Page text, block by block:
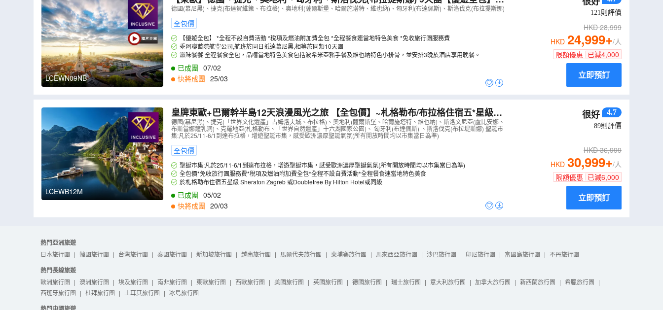
LCEWN09NB
「世界文化遺產」哈爾施塔特/維也納美泉宮、安排多瑙河船河遊、餐食全包，品嚐波
希米亞豬手餐及維也納小排骨，3晚酒店晚餐
德國(慕尼黑)、捷克(布達賀維策、布拉格)、奧地利(薩爾斯堡、哈爾施塔特、維也納)、匈牙利(布達佩斯)、斯洛伐克(布拉提斯娜)
全包價
【優遊全包】 *全程不設自費活動 *稅項及燃油附加費全包 *全程餐食連當地特色美食 *免收旅行團服務費
乖阿聯酋際航空公司,航班於同日抵達慕尼黑,相等於同類10天團
滋味餐饗 全程餐食全包，品嚐當地特色美食包括波希米亞豬手餐及維也納特色小排骨，並安排3晚於酒店享用晚餐。
已成團 07/02
快將成團 25/03
121則評價
HKD28,999
HKD 24,999+/人
限額優惠 已減4,000
立即預訂
LCEWB12M
皇牌東歐+巴爾幹半島12天浪漫風光之旅 【全包價】~札格勒布/布拉格住宿五*星級、
於布拉格享用米芝蓮推薦餐、「世界文化遺產」哈爾施塔特/維也納美泉宮、安排多瑙
河船河遊、卡羅維域溫泉區（LCEWB12M）
德國(慕尼黑)、捷克(「世界文化遺產」古姆洛夫城、布拉格)、奧地利(薩爾斯堡、哈爾施塔特、維也納)、斯洛文尼亞(盧比安娜、
布斯當娜鐘乳洞)、克羅地亞(札格勒布、「世界自然遺產」十六湖國家公園)、 匈牙利(布達佩斯) 、斯洛伐克(布拉堤斯娜) 聖誕市
集:凡於25/11-6/1到達布拉格，增遊聖誕市集，感受歐洲濃厚聖誕氣氛(所有開放時間均以市集當日為準)
全包價
聖誕市集:凡於25/11-6/1到達布拉格，增遊聖誕市集，感受歐洲濃厚聖誕氣氛(所有開放時間均以市集當日為準)
全包價*免收旅行團服務費*稅項及燃油附加費全包*全程不設自費活動*全程餐食連當地特色美食
於札格勒布住宿五星級 Sheraton Zagreb 或Doubletree By Hilton Hotel或同級
已成團 05/02
快將成團 20/03
很好 4.7
89則評價
HKD36,999
HKD 30,999+/人
限額優惠 已減6,000
立即預訂
熱門亞洲旅遊
日本旅行團 | 韓國旅行團 | 台灣旅行團 | 泰國旅行團 | 新加坡旅行團 | 越南旅行團 | 馬爾代夫旅行團 | 柬埔寨旅行團 | 馬來西亞旅行團 | 沙巴旅行團 | 印尼旅行團 | 富國島旅行團 | 不丹旅行團
熱門長線旅遊
歐洲旅行團 | 澳洲旅行團 | 埃及旅行團 | 南非旅行團 | 東歐旅行團 | 西歐旅行團 | 美國旅行團 | 英國旅行團 | 德國旅行團 | 瑞士旅行團 | 意大利旅行團 | 加拿大旅行團 | 新西蘭旅行團 | 希臘旅行團 |
西班牙旅行團 | 杜拜旅行團 | 土耳其旅行團 | 冰島旅行團